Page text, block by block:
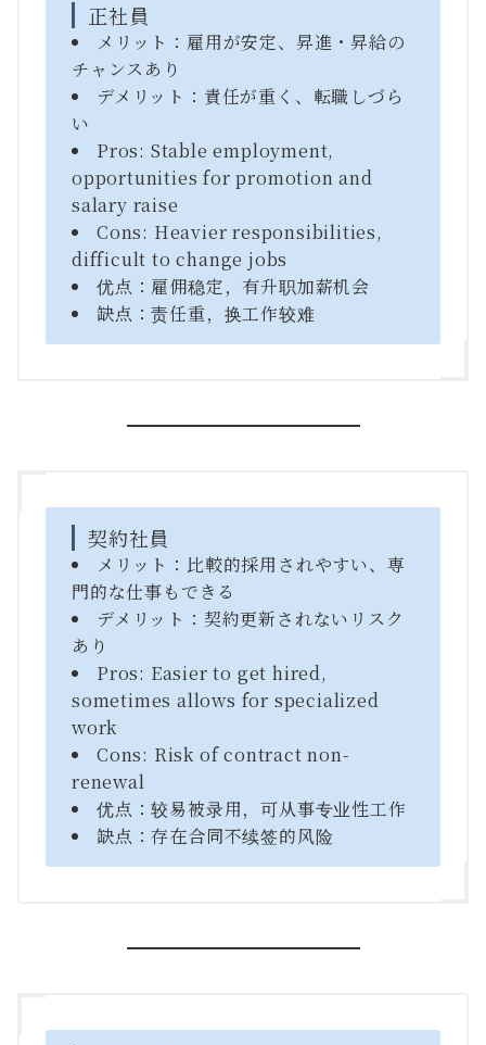
正社員
メリット：雇用が安定、昇進・昇給の
チャンスあり
デメリット：責任が重く、転職しづら
い
Pros: Stable employment,
opportunities for promotion and
salary raise
Cons: Heavier responsibilities,
difficult to change jobs
优点：雇佣稳定，有升职加薪机会
缺点：责任重，换工作较难
契約社員
メリット：比較的採用されやすい、専
門的な仕事もできる
デメリット：契約更新されないリスク
あり
Pros: Easier to get hired,
sometimes allows for specialized
work
Cons: Risk of contract non-
renewal
优点：较易被录用，可从事专业性工作
缺点：存在合同不续签的风险